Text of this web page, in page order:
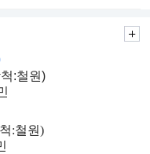
:철원)
:철원)